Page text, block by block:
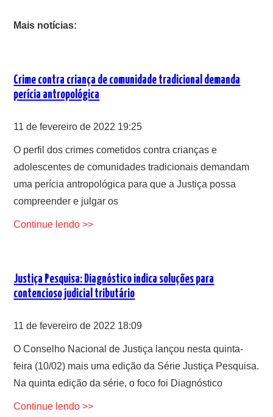
Mais notícias:
Crime contra criança de comunidade tradicional demanda
perícia antropológica
11 de fevereiro de 2022 19:25
O perfil dos crimes cometidos contra crianças e
adolescentes de comunidades tradicionais demandam
uma perícia antropológica para que a Justiça possa
compreender e julgar os
Continue lendo >>
Justiça Pesquisa: Diagnóstico indica soluções para
contencioso judicial tributário
11 de fevereiro de 2022 18:09
O Conselho Nacional de Justiça lançou nesta quinta-
feira (10/02) mais uma edição da Série Justiça Pesquisa.
Na quinta edição da série, o foco foi Diagnóstico
Continue lendo >>